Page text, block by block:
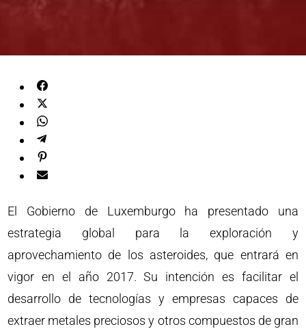
El Gobierno de Luxemburgo ha presentado una
estrategia global para la exploración y
aprovechamiento de los asteroides, que entrará en
vigor en el año 2017. Su intención es facilitar el
desarrollo de tecnologías y empresas capaces de
extraer metales preciosos y otros compuestos de gran